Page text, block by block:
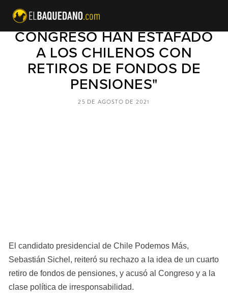
SICHEL: "LOS POLÍTICOS Y EL
CONGRESO HAN ESTAFADO
A LOS CHILENOS CON
RETIROS DE FONDOS DE
PENSIONES"
El candidato presidencial de Chile Podemos Más,
Sebastián Sichel, reiteró su rechazo a la idea de un cuarto
retiro de fondos de pensiones, y acusó al Congreso y a la
clase política de irresponsabilidad.
25 DE AGOSTO DE 2021